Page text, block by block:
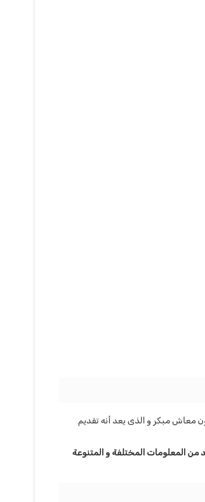
معاش مبكر و الذى يعد أنه تقديم
من المعلومات المختلفة و المتنوعة